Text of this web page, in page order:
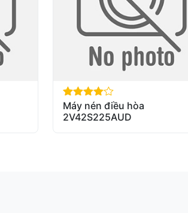
out of 5
Máy nén điều hòa
2V42S225AUD